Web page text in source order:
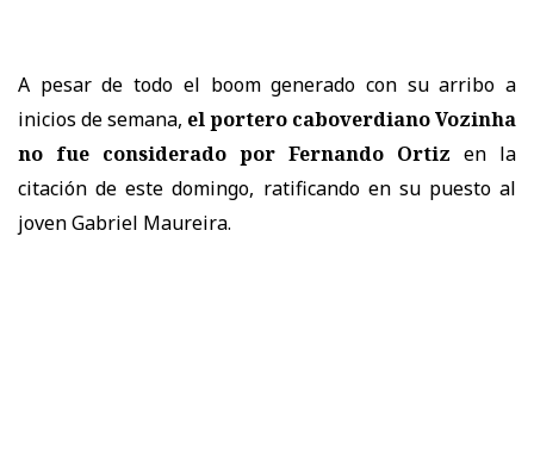
A pesar de todo el boom generado con su arribo a
inicios de semana, el portero caboverdiano Vozinha
no fue considerado por Fernando Ortiz en la
citación de este domingo, ratificando en su puesto al
joven Gabriel Maureira.